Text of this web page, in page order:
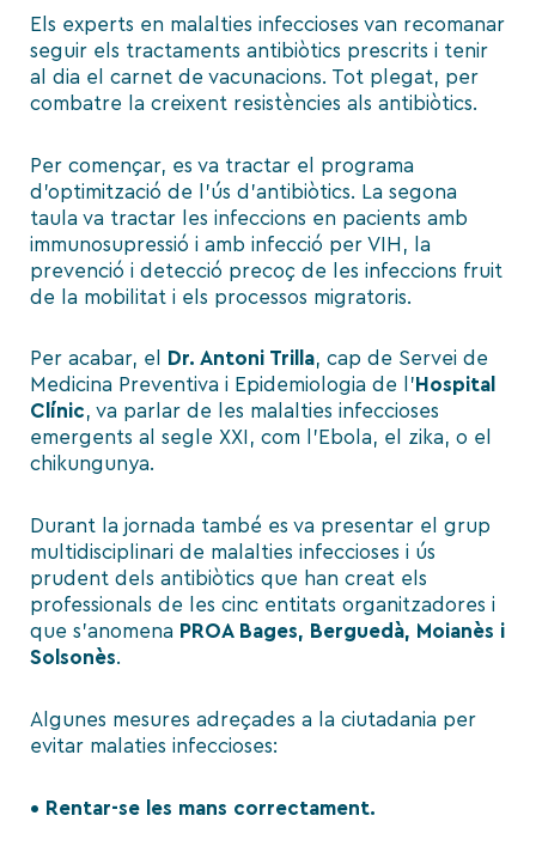
Els experts en malalties infeccioses van recomanar
seguir els tractaments antibiòtics prescrits i tenir
al dia el carnet de vacunacions. Tot plegat, per
combatre la creixent resistències als antibiòtics.
Per començar, es va tractar el programa
d’optimització de l’ús d’antibiòtics. La segona
taula va tractar les infeccions en pacients amb
immunosupressió i amb infecció per VIH, la
prevenció i detecció precoç de les infeccions fruit
de la mobilitat i els processos migratoris.
Per acabar, el Dr. Antoni Trilla, cap de Servei de
Medicina Preventiva i Epidemiologia de l’ Hospital
Clínic, va parlar de les malalties infeccioses
emergents al segle XXI, com l’Ebola, el zika, o el
chikungunya.
Durant la jornada també es va presentar el grup
multidisciplinari de malalties infeccioses i ús
prudent dels antibiòtics que han creat els
professionals de les cinc entitats organitzadores i
que s’anomena PROA Bages, Berguedà, Moianès i
Solsonès.
Algunes mesures adreçades a la ciutadania per
evitar malaties infeccioses:
• Rentar-se les mans correctament.